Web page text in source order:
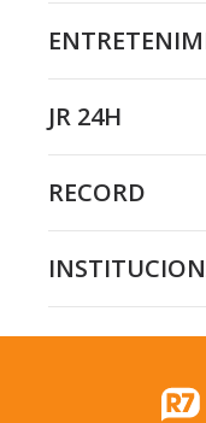
JR 24H
RECORD